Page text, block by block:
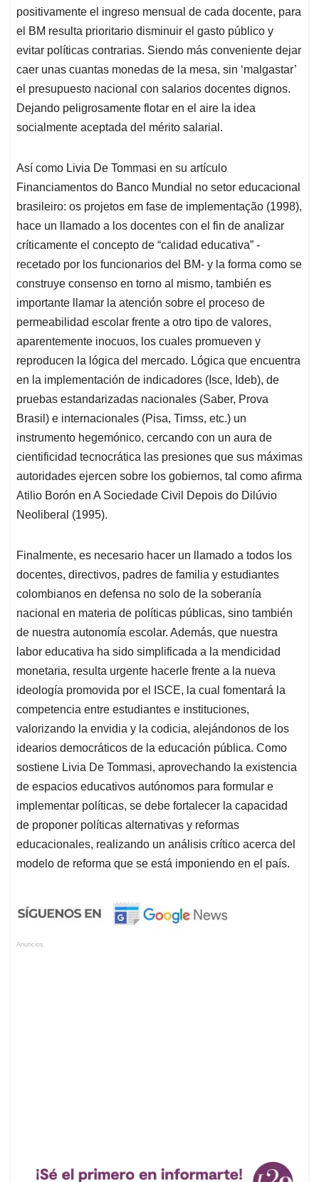
positivamente el ingreso mensual de cada docente, para
el BM resulta prioritario disminuir el gasto público y
evitar políticas contrarias. Siendo más conveniente dejar
caer unas cuantas monedas de la mesa, sin ‘malgastar’
el presupuesto nacional con salarios docentes dignos.
Dejando peligrosamente flotar en el aire la idea
socialmente aceptada del mérito salarial.
Así como Livia De Tommasi en su artículo
Financiamentos do Banco Mundial no setor educacional
brasileiro: os projetos em fase de implementação (1998),
hace un llamado a los docentes con el fin de analizar
críticamente el concepto de “calidad educativa” -
recetado por los funcionarios del BM- y la forma como se
construye consenso en torno al mismo, también es
importante llamar la atención sobre el proceso de
permeabilidad escolar frente a otro tipo de valores,
aparentemente inocuos, los cuales promueven y
reproducen la lógica del mercado. Lógica que encuentra
en la implementación de indicadores (Isce, Ideb), de
pruebas estandarizadas nacionales (Saber, Prova
Brasil) e internacionales (Pisa, Timss, etc.) un
instrumento hegemónico, cercando con un aura de
cientificidad tecnocrática las presiones que sus máximas
autoridades ejercen sobre los gobiernos, tal como afirma
Atilio Borón en A Sociedade Civil Depois do Dilúvio
Neoliberal (1995).
Finalmente, es necesario hacer un llamado a todos los
docentes, directivos, padres de familia y estudiantes
colombianos en defensa no solo de la soberanía
nacional en materia de políticas públicas, sino también
de nuestra autonomía escolar. Además, que nuestra
labor educativa ha sido simplificada a la mendicidad
monetaria, resulta urgente hacerle frente a la nueva
ideología promovida por el ISCE, la cual fomentará la
competencia entre estudiantes e instituciones,
valorizando la envidia y la codicia, alejándonos de los
idearios democráticos de la educación pública. Como
sostiene Livia De Tommasi, aprovechando la existencia
de espacios educativos autónomos para formular e
implementar políticas, se debe fortalecer la capacidad
de proponer políticas alternativas y reformas
educacionales, realizando un análisis crítico acerca del
modelo de reforma que se está imponiendo en el país.
Anuncios.